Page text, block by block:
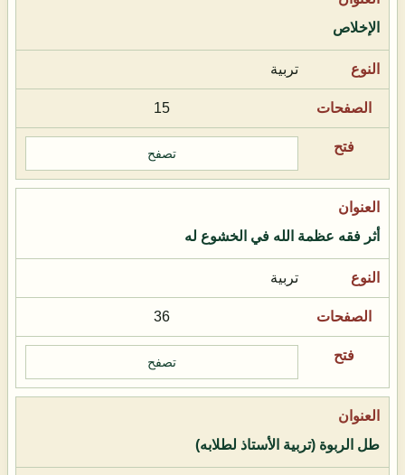
الإخلاص
تربية
15
تصفح
أثر فقه عظمة الله في الخشوع له
تربية
36
تصفح
طل الربوة (تربية الأستاذ لطلابه)